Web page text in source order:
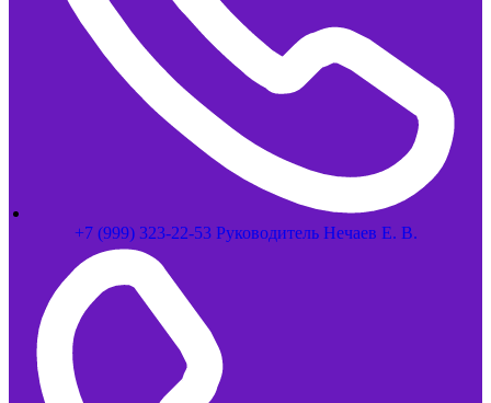
+7 (999) 323-22-53 Руководитель Нечаев Е. В.